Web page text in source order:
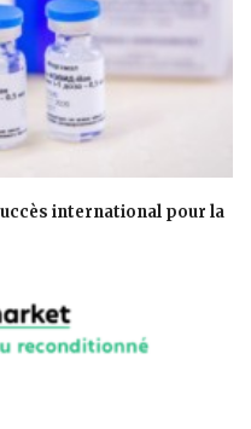
international pour la